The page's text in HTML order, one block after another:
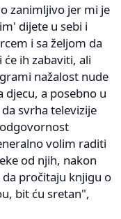
zanimljivo jer mi je
dijete u sebi i
i sa željom da
ih zabaviti, ali
nažalost nude
djecu, a posebno u
svrha televizije
volim raditi
od njih, nakon
pročitaju knjigu o
bit ću sretan",